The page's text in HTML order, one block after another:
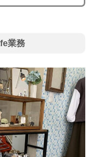
業務